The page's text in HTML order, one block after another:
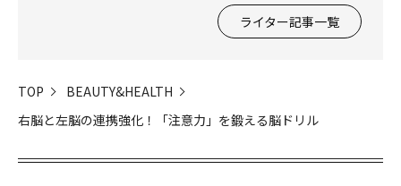
ライター記事一覧
TOP
BEAUTY&HEALTH
右脳と左脳の連携強化！「注意力」を鍛える脳ドリル
閉じる